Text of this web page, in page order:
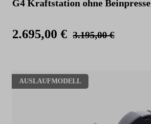
G4 Kraftstation ohne Beinpresse
2.695,00 € 3.195,00 €
AUSLAUFMODELL